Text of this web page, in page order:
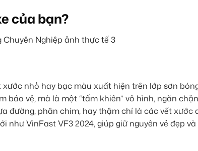
của bạn?
nhỏ hay bạc màu xuất hiện trên lớp sơn
vệ, mà là một “tấm khiên” vô hình, ngăn
đường, phân chim, hay thậm chí là các vết xước
VinFast VF3 2024, giúp giữ nguyên vẻ đẹp và